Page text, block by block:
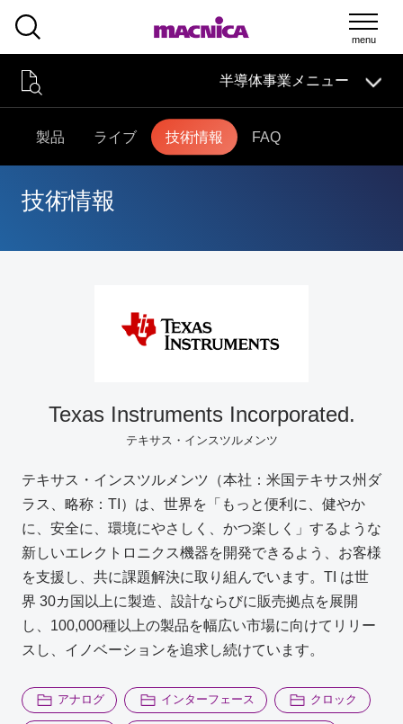
半導体事業メニュー
製品・サービス
イベント・セミナー 取扱メーカー サポート
マクニカの製品・サービス
技術情報
製品購入はこちら
半導体事業のメルマガ登録
2196
製品 ライブ 技術情報 FAQ
技術情報
Texas Instruments Incorporated.
テキサス・インスツルメンツ
テキサス・インスツルメンツ（本社：米国テキサス州ダ
ラス、略称：TI）は、世界を「もっと便利に、健やか
に、安全に、環境にやさしく、かつ楽しく」するような
新しいエレクトロニクス機器を開発できるよう、お客様
を支援し、共に課題解決に取り組んでいます。TI は世
界 30カ国以上に製造、設計ならびに販売拠点を展開
し、100,000種以上の製品を幅広い市場に向けてリリー
スし、イノベーションを追求し続けています。
アナログ インターフェース クロック